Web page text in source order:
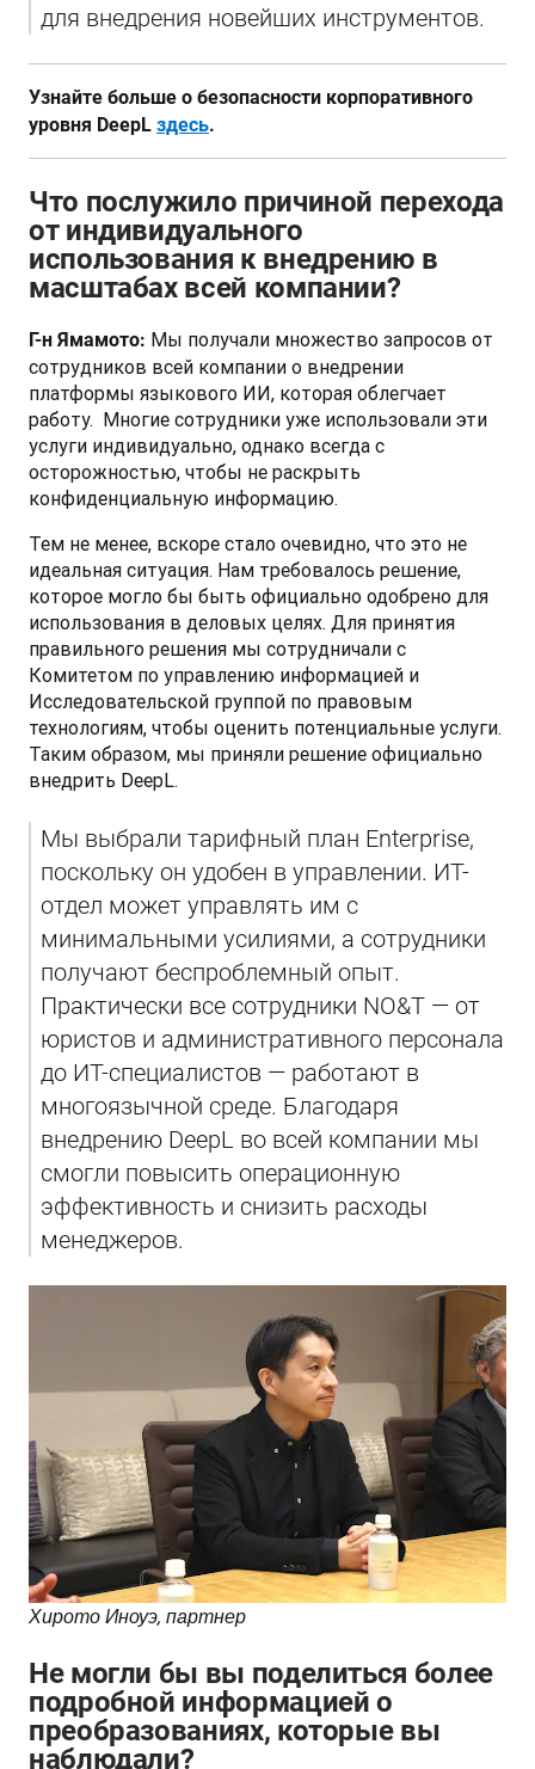
для внедрения новейших инструментов.
Узнайте больше о безопасности корпоративного
уровня DeepL здесь.
Что послужило причиной перехода
от индивидуального
использования к внедрению в
масштабах всей компании?
Г-н Ямамото: Мы получали множество запросов от
сотрудников всей компании о внедрении
платформы языкового ИИ, которая облегчает
работу.  Многие сотрудники уже использовали эти
услуги индивидуально, однако всегда с
осторожностью, чтобы не раскрыть
конфиденциальную информацию.
Тем не менее, вскоре стало очевидно, что это не
идеальная ситуация. Нам требовалось решение,
которое могло бы быть официально одобрено для
использования в деловых целях. Для принятия
правильного решения мы сотрудничали с
Комитетом по управлению информацией и
Исследовательской группой по правовым
технологиям, чтобы оценить потенциальные услуги.
Таким образом, мы приняли решение официально
внедрить DeepL.
Мы выбрали тарифный план Enterprise,
поскольку он удобен в управлении. ИТ-
отдел может управлять им с
минимальными усилиями, а сотрудники
получают беспроблемный опыт.
Практически все сотрудники NO&T — от
юристов и административного персонала
до ИТ-специалистов — работают в
многоязычной среде. Благодаря
внедрению DeepL во всей компании мы
смогли повысить операционную
эффективность и снизить расходы
менеджеров.
Хирото Иноуэ, партнер
Не могли бы вы поделиться более
подробной информацией о
преобразованиях, которые вы
наблюдали?